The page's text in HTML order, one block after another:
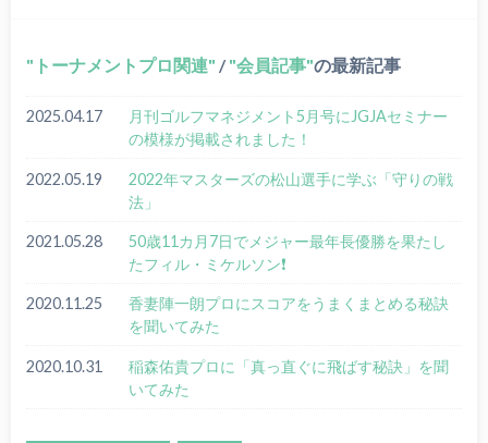
トーナメントプロ関連 / 会員記事 の最新記事
2025.04.17
月刊ゴルフマネジメント5月号にJGJAセミナー
の模様が掲載されました！
2022.05.19
2022年マスターズの松山選手に学ぶ「守りの戦
法」
2021.05.28
50歳11カ月7日でメジャー最年長優勝を果たし
たフィル・ミケルソン❗
2020.11.25
香妻陣一朗プロにスコアをうまくまとめる秘訣
を聞いてみた
2020.10.31
稲森佑貴プロに「真っ直ぐに飛ばす秘訣」を聞
いてみた